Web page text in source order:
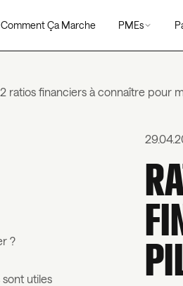
Comment Ça Marche PMEs
ratios financiers à connaître pour
?
utiles